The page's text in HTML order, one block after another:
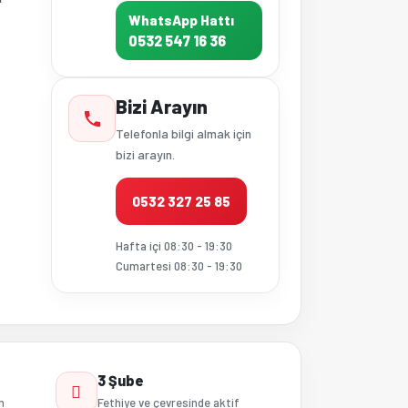
WhatsApp Hattı
0532 547 16 36
Bizi Arayın
Telefonla bilgi almak için
bizi arayın.
0532 327 25 85
Hafta içi 08:30 - 19:30
Cumartesi 08:30 - 19:30
3 Şube
Fethiye ve çevresinde aktif